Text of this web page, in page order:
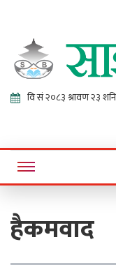
Online News Portal
हैकमवाद